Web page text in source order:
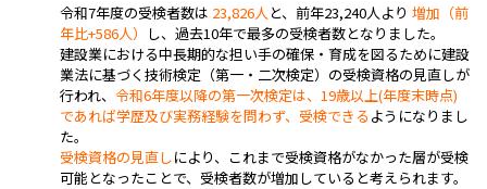
令和7年度の受検者数は 23,826人 と、前年23,240人より 増加（前
年比+586人）
し、過去10年で最多の受検者数となりました。
建設業における中長期的な担い手の確保・育成を図るために建設
業法に基づく技術検定（第一・二次検定）の受検資格の見直しが
行われ、 令和6年度以降の第一次検定は、19歳以上(年度末時点)
であれば学歴及び実務経験を問わず、受検できる ようになりまし
た。
受検資格の見直しにより、これまで受検資格がなかった層が受検
可能となったことで、受検者数が増加していると考えられます。